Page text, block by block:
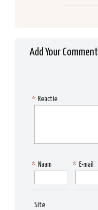
Add Your Comment
Reactie
*
Naam
* E-mail
*
Site